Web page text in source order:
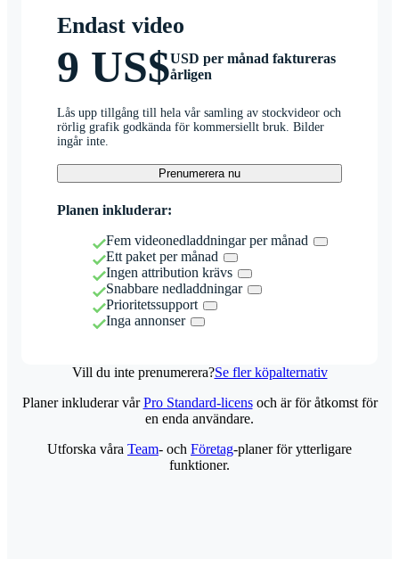
Endast video
9 US$USD per månad faktureras
årligen
Lås upp tillgång till hela vår samling av stockvideor och
rörlig grafik godkända för kommersiellt bruk. Bilder
ingår inte.
Prenumerera nu
Planen inkluderar:
Fem videonedladdningar per månad
Ett paket per månad
Ingen attribution krävs
Snabbare nedladdningar
Prioritetssupport
Inga annonser
Vill du inte prenumerera?Se fler köpalternativ
Planer inkluderar vårPro Standard-licensoch är för åtkomst för
en enda användare.
Utforska våra Team- och Företag-planer för ytterligare
funktioner.